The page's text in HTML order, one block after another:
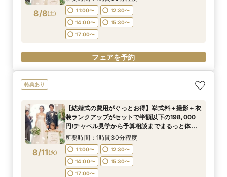
8/8(土) 11:00〜
12:30〜
14:00〜
15:30〜
17:00〜
フェアを予約
特典あり
8/11(火)
【結婚式の費用がぐっとお得】挙式料＋撮影＋衣
装ランクアップがセットで半額以下の198,000
円!チャペル見学から予算相談までまるっと体験
BIGフェア
所要時間：1時間30分程度
11:00〜
12:30〜
14:00〜
15:30〜
17:00〜